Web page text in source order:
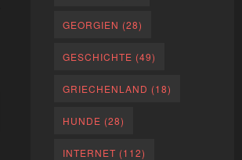
GEORGIEN (28)
GESCHICHTE (49)
GRIECHENLAND (18)
HUNDE (28)
INTERNET (112)